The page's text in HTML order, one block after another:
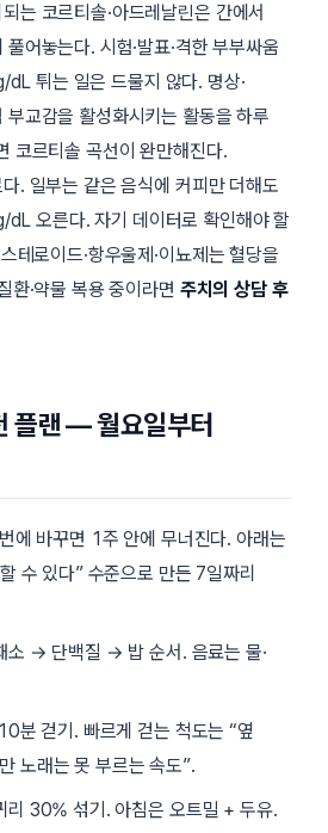
는 코르티솔·아드레날린은 간에서
어놓는다. 시험·발표·격한 부부싸움
튀는 일은 드물지 않다. 명상·
부교감을 활성화시키는 활동을 하루
코르티솔 곡선이 완만해진다.
. 일부는 같은 음식에 커피만 더해도
오른다. 자기 데이터로 확인해야 할
테로이드·항우울제·이뇨제는 혈당을
환·약물 복용 중이라면 주치의 상담 후
플랜 — 월요일부터
에 바꾸면 1주 안에 무너진다. 아래는
수 있다” 수준으로 만든 7일짜리
소 → 단백질 → 밥 순서. 음료는 물·
분 걷기. 빠르게 걷는 척도는 “옆
노래는 못 부르는 속도”.
리 30% 섞기. 아침은 오트밀 + 두유.